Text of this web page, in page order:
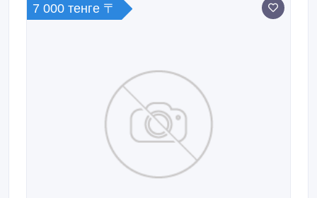
7 000 тенге 〒